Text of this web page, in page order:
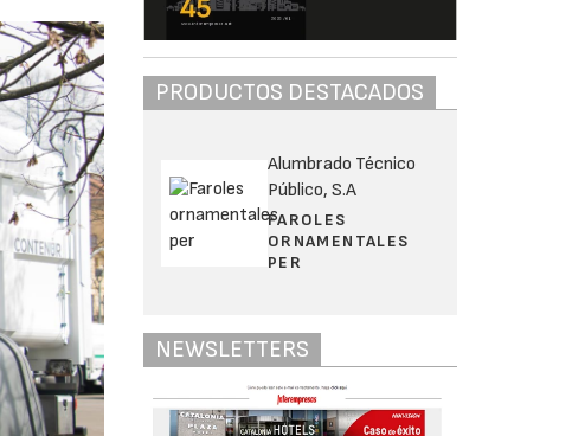
PRODUCTOS DESTACADOS
Alumbrado Técnico
Público, S.A
FAROLES
ORNAMENTALES
PER
NEWSLETTERS